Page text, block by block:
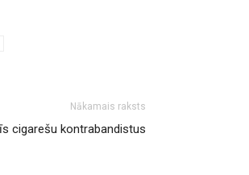
Nākamais raksts
cigarešu kontrabandistus